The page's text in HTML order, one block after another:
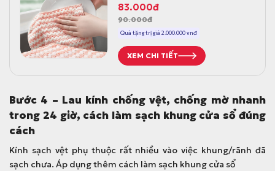
90.000đ
G
i
á
g
ố
c
à
:
0
.
83.000đ
G
i
á
h
i
ệ
t
ạ
à
Quà tặng trị giá 2.000.000 vnđ
XEM CHI TIẾT
Bước 4 – Lau kính chống vệt, chống mờ nhanh
trong 24 giờ, cách làm sạch khung cửa sổ đúng
cách
Kính sạch vệt phụ thuộc rất nhiều vào việc khung/rãnh đã
sạch chưa. Áp dụng thêm cách làm sạch khung cửa sổ